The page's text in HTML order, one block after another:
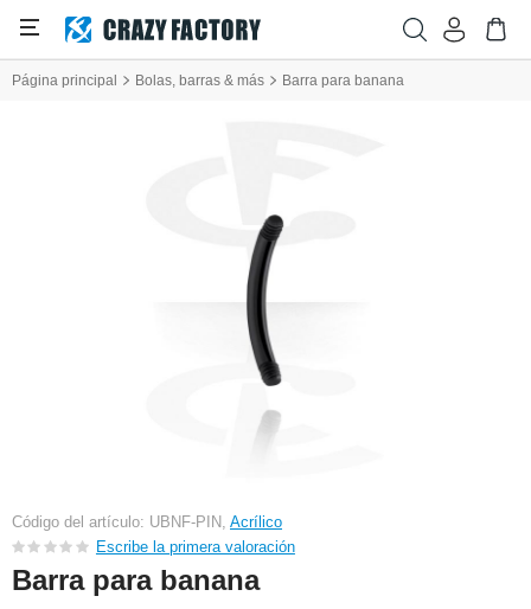
Página principal Bolas, barras & más Barra para banana
Código del artículo: UBNF-PIN, Acrílico
Escribe la primera valoración
Barra para banana